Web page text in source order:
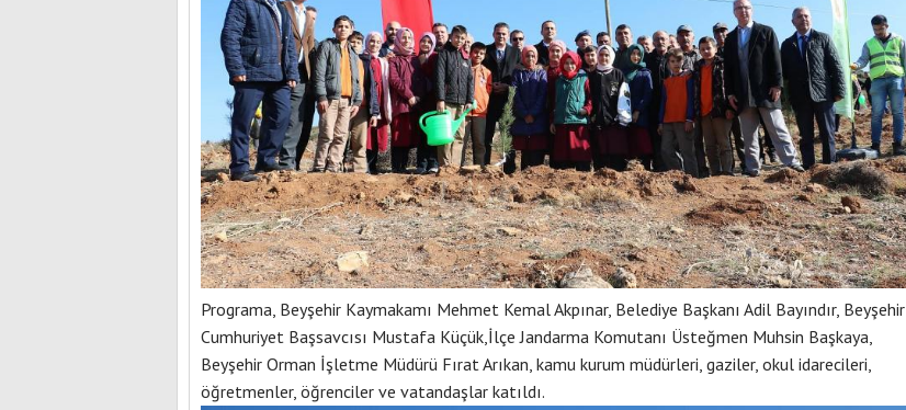
Programa, Beyşehir Kaymakamı Mehmet Kemal Akpınar, Belediye Başkanı Adil Bayındır, Beyşehir
Cumhuriyet Başsavcısı Mustafa Küçük,İlçe Jandarma Komutanı Üsteğmen Muhsin Başkaya,
Beyşehir Orman İşletme Müdürü Fırat Arıkan, kamu kurum müdürleri, gaziler, okul idarecileri,
öğretmenler, öğrenciler ve vatandaşlar katıldı.